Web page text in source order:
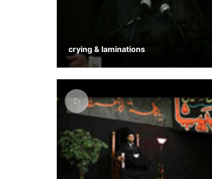
crying & laminations